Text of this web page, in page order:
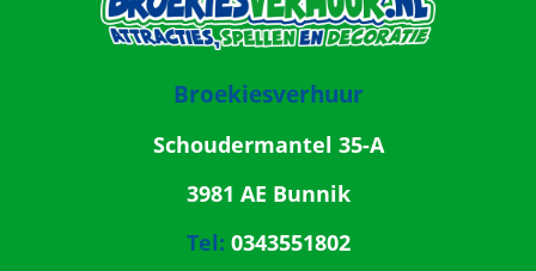
Broekiesverhuur
Schoudermantel 35-A
3981 AE Bunnik
Tel: 0343551802